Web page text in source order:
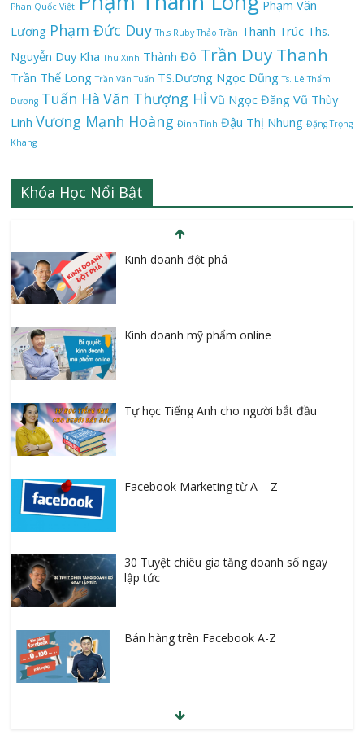
Phan Quốc Việt
Phạm Văn
Lương Phạm Đức Duy Th.s Ruby Thảo Trần Thanh Trúc Ths.
Nguyễn Duy Kha Thu Xinh Thành Đô Trần Duy Thanh
Trần Thế Long Trần Văn Tuấn TS.Dương Ngọc Dũng Ts. Lê Thẩm
Dương Tuấn Hà Văn Thượng Hỉ Vũ Ngọc Đăng Vũ Thùy
Linh Vương Mạnh Hoàng Đình Tỉnh Đậu Thị Nhung Đặng Trọng
Khang
Khóa Học Nổi Bật
Kinh doanh đột phá
Kinh doanh mỹ phẩm online
Tự học Tiếng Anh cho người bắt đầu
Facebook Marketing từ A – Z
30 Tuyệt chiêu gia tăng doanh số ngay
lập tức
Bán hàng trên Facebook A-Z